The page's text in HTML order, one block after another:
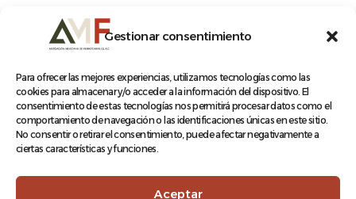
Gestionar consentimiento
Para ofrecer las mejores experiencias, utilizamos tecnologías como las
cookies para almacenar y/o acceder a la información del dispositivo. El
consentimiento de estas tecnologías nos permitirá procesar datos como el
comportamiento de navegación o las identificaciones únicas en este sitio.
No consentir o retirar el consentimiento, puede afectar negativamente a
ciertas características y funciones.
Aceptar
Manuel María Contreras 133, Cuauhtémoc,